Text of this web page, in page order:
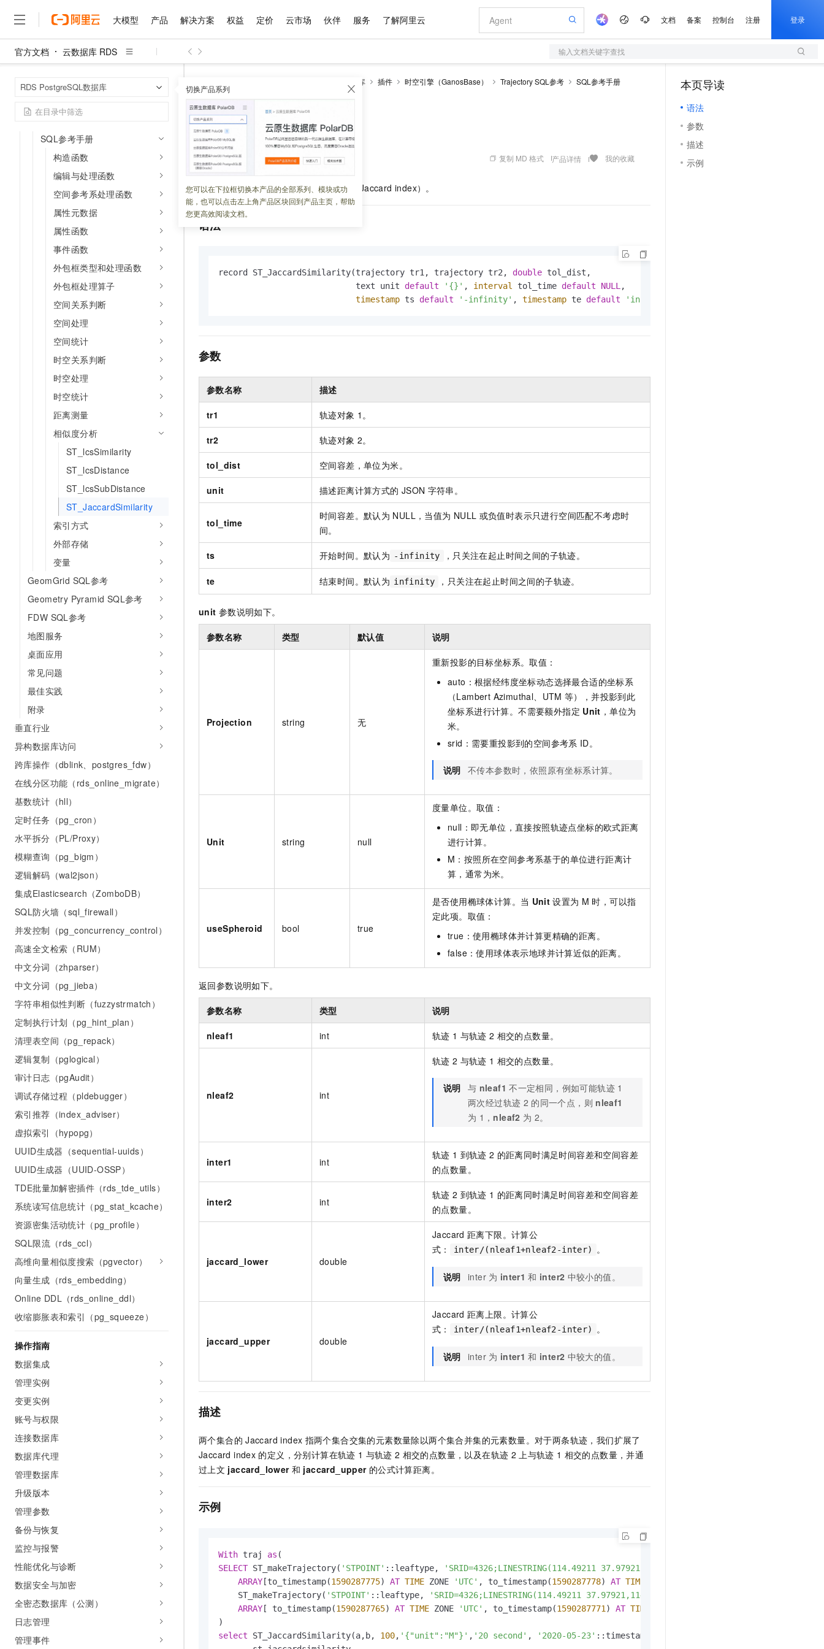
大模型 产品 解决方案 权益 定价 云市场 伙伴 服务 了解阿里云 文档 备案 控制台 注册 登录
官方文档 云数据库 RDS 输入文档关键字查找
RDS PostgreSQL数据库 切换产品系列
您可以在下拉框切换本产品的全部系列、模块或功
能，也可以点击左上角产品区块回到产品主页，帮助
您更高效阅读文档。
使用进阶
Geometry SQL参考
Raster SQL参考
SpatialRef SQL参考
PointCloud SQL参考
SQL参考手册
构造函数
编辑与处理函数
空间参考系处理函数
属性元数据
属性函数
事件函数
外包框类型和处理函数
外包框处理算子
空间关系判断
空间处理
空间统计
时空关系判断
时空处理
时空统计
距离测量
相似度分析
ST_lcsSimilarity
ST_lcsDistance
ST_lcsSubDistance
ST_JaccardSimilarity
索引方式
外部存储
变量
GeomGrid SQL参考
Geometry Pyramid SQL参考
FDW SQL参考
地图服务
桌面应用
常见问题
最佳实践
附录
垂直行业
异构数据库访问
跨库操作（dblink、postgres_fdw）
在线分区功能（rds_online_migrate）
基数统计（hll）
定时任务（pg_cron）
水平拆分（PL/Proxy）
模糊查询（pg_bigm）
逻辑解码（wal2json）
集成Elasticsearch（ZomboDB）
SQL防火墙（sql_firewall）
并发控制（pg_concurrency_control）
高速全文检索（RUM）
中文分词（zhparser）
中文分词（pg_jieba）
字符串相似性判断（fuzzystrmatch）
定制执行计划（pg_hint_plan）
清理表空间（pg_repack）
逻辑复制（pglogical）
审计日志（pgAudit）
调试存储过程（pldebugger）
索引推荐（index_adviser）
虚拟索引（hypopg）
UUID生成器（sequential-uuids）
UUID生成器（UUID-OSSP）
TDE批量加解密插件（rds_tde_utils）
系统读写信息统计（pg_stat_kcache）
资源密集活动统计（pg_profile）
SQL限流（rds_ccl）
高维向量相似度搜索（pgvector）
向量生成（rds_embedding）
Online DDL（rds_online_ddl）
收缩膨胀表和索引（pg_squeeze）
操作指南
数据集成
管理实例
变更实例
账号与权限
连接数据库
数据库代理
管理数据库
升级版本
管理参数
备份与恢复
监控与报警
性能优化与诊断
数据安全与加密
全密态数据库（公测）
日志管理
管理事件
RDS PostgreSQL数据库 插件 时空引擎（GanosBase） Trajectory SQL参考
SQL参考手册
相似度分析
ST_JaccardSimilarity
更新时间：2023-08-22 03:50:24 复制 MD 格式 产品详情 我的收藏
计算轨迹或子轨迹的 Jaccard 相似系数（Jaccard index）。
语法
record ST_JaccardSimilarity(trajectory tr1, trajectory tr2, double tol_dist,
                            text unit
default '{}' , interval tol_time default NULL ,
timestamp ts default '-infinity' , timestamp te default 'infinity'
参数
参数名称 描述
tr1 轨迹对象 1。
tr2 轨迹对象 2。
tol_dist 空间容差，单位为米。
unit 描述距离计算方式的 JSON 字符串。
tol_time
时间容差。默认为 NULL，当值为 NULL 或负值时表示只进行空间匹配不考虑时
间。
ts 开始时间。默认为 -infinity ，只关注在起止时间之间的子轨迹。
te 结束时间。默认为 infinity ，只关注在起止时间之间的子轨迹。
unit 参数说明如下。
参数名称 类型 默认值 说明
Projection string 无
重新投影的目标坐标系。取值：
auto：根据经纬度坐标动态选择最合适的坐标系
（Lambert Azimuthal、UTM 等），并投影到此
坐标系进行计算。不需要额外指定 Unit ，单位为
米。
srid：需要重投影到的空间参考系 ID。
说明 不传本参数时，依照原有坐标系计算。
Unit string null
度量单位。取值：
null：即无单位，直接按照轨迹点坐标的欧式距离
进行计算。
M：按照所在空间参考系基于的单位进行距离计
算，通常为米。
useSpheroid bool true
是否使用椭球体计算。当 Unit 设置为 M 时，可以指
定此项。取值：
true：使用椭球体并计算更精确的距离。
false：使用球体表示地球并计算近似的距离。
返回参数说明如下。
参数名称 类型 说明
nleaf1 int 轨迹 1 与轨迹 2 相交的点数量。
nleaf2 int
轨迹 2 与轨迹 1 相交的点数量。
说明 与 nleaf1 不一定相同，例如可能轨迹 1
两次经过轨迹 2 的同一个点，则 nleaf1
为 1， nleaf2 为 2。
inter1 int
轨迹 1 到轨迹 2 的距离同时满足时间容差和空间容差
的点数量。
inter2 int
轨迹 2 到轨迹 1 的距离同时满足时间容差和空间容差
的点数量。
jaccard_lower double
Jaccard 距离下限。计算公
式：
inter/(nleaf1+nleaf2-inter) 。
说明 inter 为 inter1 和 inter2 中较小的值。
jaccard_upper double
Jaccard 距离上限。计算公
式：
inter/(nleaf1+nleaf2-inter) 。
说明 inter 为 inter1 和 inter2 中较大的值。
描述
两个集合的 Jaccard index 指两个集合交集的元素数量除以两个集合并集的元素数量。对于两条轨迹，我们扩展了
Jaccard index 的定义，分别计算在轨迹 1 与轨迹 2 相交的点数量，以及在轨迹 2 上与轨迹 1 相交的点数量，并通
过上文 jaccard_lower 和 jaccard_upper 的公式计算距离。
示例
With traj as
SELECT ST_makeTrajectory( 'STPOINT' ::leaftype,
'SRID=4326;LINESTRING(114.49211 37.97921,114.49211 37.97921,114.49211
ARRAY[to_timestamp(1590287775) AT TIME ZONE 'UTC' , to_timestamp(1590287778) AT TIME
    ST_makeTrajectory(
'STPOINT' ::leaftype,
'SRID=4326;LINESTRING(114.49211 37.97921,114.49211 37.97921,114.49211
ARRAY[ to_timestamp(1590287765) AT TIME ZONE 'UTC' , to_timestamp(1590287771 ) AT TIME
select ST_JaccardSimilarity(a,b, 100, '{"unit":"M"}' , '20 second' , '2020-05-23' ::timestamptz
本页导读
语法
参数
描述
示例
大模型
大模型服务平台百炼
大模型
文本生成
Qwen3.8-Max HOT
智能体时代全能旗舰模型
Qwen3.7-Plus
Qwen3-VL-Plus
Kimi-K3 NEW
Kimi 最新旗舰模型，长程编程与推理利器
GLM-5.2
1M上下文，专为长程任务能力而生
图片和视频生成
Wan2.7-T2V
语音识别与合成
千问AI平台-Token Plan
千问AI平台-模型体验
在线体验全尺寸、多种模态的模型效果
Happy 系列大模型
新一代 AI 视频生成模型，深度适配广告营销等场景
灵活可视化地构建企业级 Agent
人工智能平台 PAI
企业级人与Agent协作平台，接入和调度多个数字员工
秒悟
大模型解决方案
快速部署 Dify，高效搭建 AI 应用
10 分钟在聊天系统中增加一个 AI 助手
在企业官网、通讯软件中为客户提供 AI 客服
10分钟微调：让0.6B模型媲美235B模型
即刻拥有 DeepSeek-R1 满血版
多种方案随心选，轻松解锁专属 DeepSeek
多模态数据信息提取
超强辅助，Bolt.diy 一步搞定创意建站
通过自然语言交互简化开发流程,全栈开发支持
产品
精选产品
人工智能与机器学习
网络与CDN
数据库
大数据计算
企业服务与云通信
域名与网站
Serverless
迁移与运维管理
专有云
精选产品
大模型服务平台百炼
大模型服务与应用平台
千问大模型
多元化、高性能、安全可靠的大模型服务
无影云电脑
随时随地安全接入的云上超级电脑
云解析DNS
域名与网站
对象存储 OSS
一站式AI开发、训练和推理服务
Qoder CN
轻量应用服务器
数字证书管理服务（原SSL证书）
实现全站HTTPS，呈现可信的WEB访问
短信服务
解决方案
精选解决方案
互联网应用开发
大数据
现代化应用
可观测
上云与迁云
企业出海
政企业务
精选解决方案
千问办公，解锁你的工作新方式
企业级Agent产品，直接交付可用成果
Agency Agents：拥有专属领域专家
多领域专家智能体,一键组建 AI 虚拟交付团队
HappyHorse 打造一站式影视创作平台
快速拥有专属 OpenClaw
睿译宝，AI翻译排版一步到位
GLM-5.2：长任务时代开源旗舰模型
自主进化，持久记忆，越用越聪明
Claude Code + GStack 打造工程团队
一句话生成原生可编辑精美 PPT 文稿
输入一句话想法, 轻松生成专业的 PPT
一键部署幻兽帕鲁游戏服务器
一键购买专属联机服务器，轻松开启游戏
漫剧工坊：一站式动画创作平台
权益 普惠上云
普惠上云 官方力荐
云服务器38元/年起，超值低价云产品抢先购
官方推荐返现计划
推荐新用户得奖励，单订单最高返9万
云工开物
高校专属算力普惠，学生认证享300元代金券
免费试用
大模型ACA认证体验
AI 特惠
智启 AI 普惠权益
阿里云 OPC 创新助力计划
至高百万元 Token 补贴，加速一人公司成长
Qwen3.8-Max 首发尝鲜，限时加量 10 倍，夜间低至2折
千问办公，限时限量积分加倍
Night Plan 支持 Qwen 3.8-Max NEW
夜间 5 折，Qwen/Meoo/TokenPlan 客户专享
AI 场景体验
AI助力短剧漫剧创作，剧本、分镜、视频高效生成
AI 办公
AI智能应用，一键激活高效办公新体验
AI 活动
AI 生产力先锋
先锋实践拓展 AI 生产力的边界
飞天发布时刻
所见，即是所愿
AI 实训营
定价 产品定价
了解云产品的定价详情
云上成本管理
管理和优化成本
价格计算器
自助选配和估算价格
价格优势
推动算力普惠，释放技术红利
配置报价器
阿里云 OPC 创新助力计划
Token 补贴，五大权
益加速 OPC 成功
云市场 精选商城
网站建设
多端小程序
Salesforce 国际版订阅
友盟天域
观测云
Tuya 物联网平台阿里云版
蓝凌 OA
生态解决方案
行业生态解决方案
开发者生态解决方案
AI 开发和 AI 应用解决方案
数据与 API
数据集
身份实名认证
短信
OCR 文字识别
发票查验
企业应用
财税管理
广告营销
基础软件
Docker
Ubuntu
Red Hat
模板建站
专业服务
公司注册
伙伴 成为销售伙伴
分销伙伴
咨询伙伴
销售伙伴合作计划
Salesforce On Alibaba Cloud
Consulting Partner 合作计划
AI 大模型销售与服务生态合作计划
成为产品伙伴
产品生态集成认证中心
产品生态伙伴工作台
产品伙伴合作计划
数据库合作计划
服务生态伙伴
服务伙伴合作计划
Al MaaS 服务伙伴赋能合作
伙伴信用分合作计划
更多支持
服务 售前咨询
在线服务
售后服务
自助服务
工单服务
短信专区
企业增值服务
企业支持计划
企业增值服务台
服务实践
阿里云认证 开发者社区
镜像站
了解阿里云 为什么选择阿里云
什么是云计算
技术领先
稳定可靠
安全合规
分析师报告
研究报告与白皮书
最佳实践
云上春晚
云栖战略参考
云上的中国
看见新力量
金融模力时刻
市场活动
活动全景
云工开物
科研合作
加入我们
校园招聘